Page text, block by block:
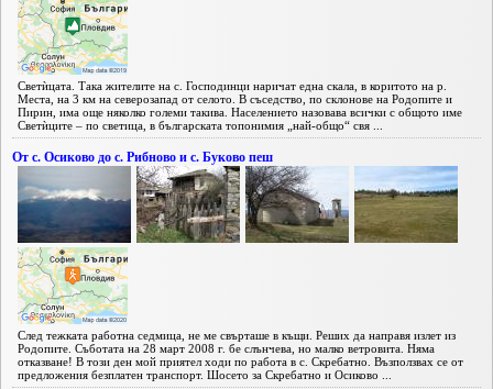
Светѝцата. Така жителите на с. Господинци наричат една скала, в коритото на р.
Места, на 3 км на северозапад от селото. В съседство, по склонове на Родопите и
Пирин, има още няколко големи такива. Населението назовава всички с общото име
Светѝците – по светица, в българската топонимия „най-общо“ свя ...
От с. Осиково до с. Рибново и с. Буково пеш
След тежката работна седмица, не ме свърташе в къщи. Реших да направя излет из
Родопите. Съботата на 28 март 2008 г. бе слънчева, но малко ветровита. Няма
отказване! В този ден мой приятел ходи по работа в с. Скребатно. Възползвах се от
предложения безплатен транспорт. Шосето за Скребатно и Осиково ...